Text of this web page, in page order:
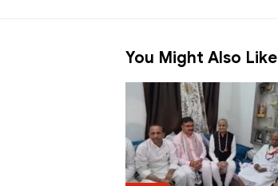
You Might Also Like